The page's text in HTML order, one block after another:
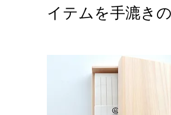
イテムを手漉きの
考...